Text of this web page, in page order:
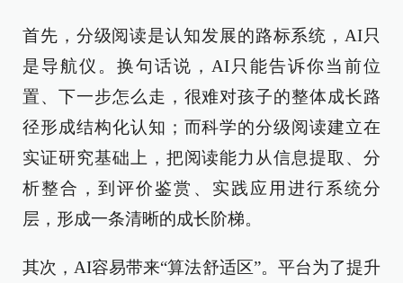
首先，分级阅读是认知发展的路标系统，AI只
是导航仪。换句话说，AI只能告诉你当前位
置、下一步怎么走，很难对孩子的整体成长路
径形成结构化认知；而科学的分级阅读建立在
实证研究基础上，把阅读能力从信息提取、分
析整合，到评价鉴赏、实践应用进行系统分
层，形成一条清晰的成长阶梯。
其次，AI容易带来“算法舒适区”。平台为了提升